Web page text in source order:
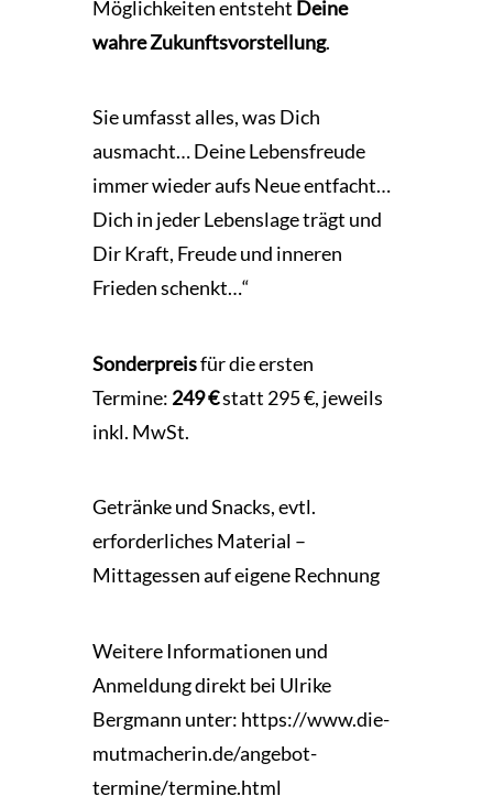
Möglichkeiten entsteht Deine
wahre Zukunftsvorstellung.
Sie umfasst alles, was Dich
ausmacht… Deine Lebensfreude
immer wieder aufs Neue entfacht…
Dich in jeder Lebenslage trägt und
Dir Kraft, Freude und inneren
Frieden schenkt…“
Sonderpreisfür die ersten
Termine: 249 €statt 295 €, jeweils
inkl. MwSt.
Getränke und Snacks, evtl.
erforderliches Material –
Mittagessen auf eigene Rechnung
Weitere Informationen und
Anmeldung direkt bei Ulrike
Bergmann unter: https://www.die-
mutmacherin.de/angebot-
termine/termine.html